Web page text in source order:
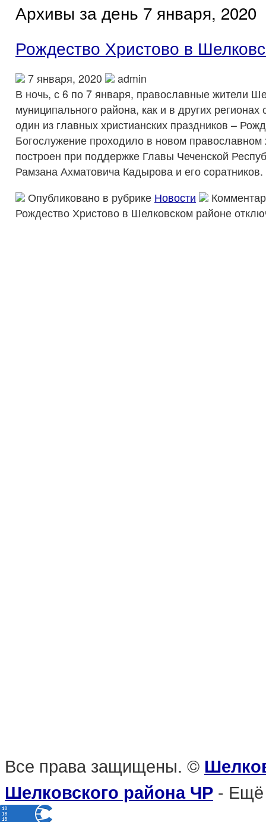
Архивы за день 7 января, 2020
Рождество Христово в
7 января, 2020
admin
В ночь, с 6 по 7 января, православные жители
муниципального района, как и в других регионах
один из главных христианских праздников –
Богослужение проходило в новом
построен при поддержке Главы Чеченской
Рамзана Ахматовича Кадырова и его соратников.
Опубликовано в рубрике Новости
Рождество Христово в Шелковском районе
Все права защищены. ©
Шелковского района ЧР - Ещё